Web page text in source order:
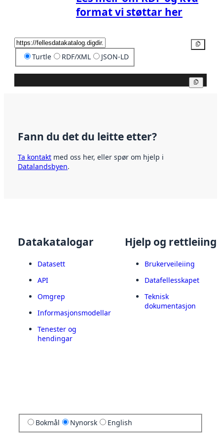
format vi støttar her
Turtle RDF/XML JSON-LD
Fann du det du leitte etter?
Ta kontakt med oss her, eller spør om hjelp i
Datalandsbyen.
Datakatalogar
Datasett
API
Omgrep
Informasjonsmodellar
Tenester og
hendingar
Hjelp og rettleiing
Brukerveileiing
Datafellesskapet
Teknisk
dokumentasjon
Bokmål Nynorsk English